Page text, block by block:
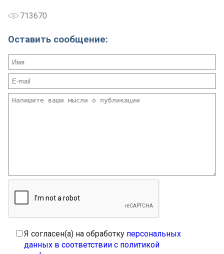
713670
Оставить сообщение:
Я согласен(а) на обработку персональных
данных в соответствии с политикой